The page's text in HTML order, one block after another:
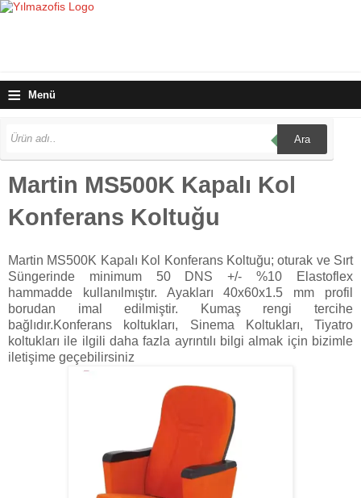
≡ Menü
Ara
Martin MS500K Kapalı Kol
Konferans Koltuğu
Martin MS500K Kapalı Kol Konferans Koltuğu; oturak ve Sırt
Süngerinde minimum 50 DNS +/- %10 Elastoflex
hammadde kullanılmıştır. Ayakları 40x60x1.5 mm profil
borudan imal edilmiştir. Kumaş rengi tercihe
bağlıdır.Konferans koltukları, Sinema Koltukları, Tiyatro
koltukları ile ilgili daha fazla ayrıntılı bilgi almak için bizimle
iletişime geçebilirsiniz